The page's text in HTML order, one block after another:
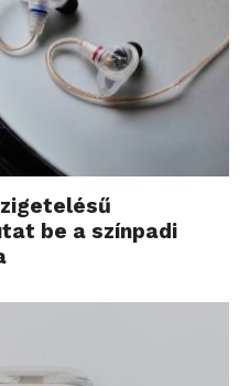
be a színpadi